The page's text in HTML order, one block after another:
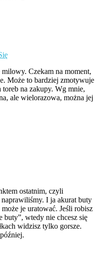
Czekam na moment,
Może to bardziej zmotywuje
toreb na zakupy. Wg mnie,
ale wielorazowa, można jej
ostatnim, czyli
I ja akurat buty
je uratować. Jeśli robisz
buty”, wtedy nie chcesz się
widzisz tylko gorsze.